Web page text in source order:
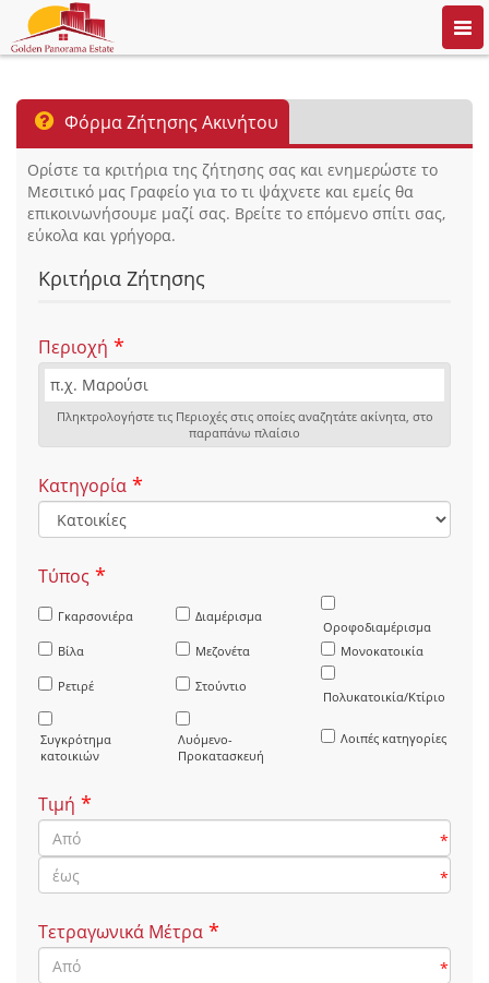
Φόρμα Ζήτησης Ακινήτου
Ορίστε τα κριτήρια της ζήτησης σας και ενημερώστε το
Μεσιτικό μας Γραφείο για το τι ψάχνετε και εμείς θα
επικοινωνήσουμε μαζί σας. Βρείτε το επόμενο σπίτι σας,
εύκολα και γρήγορα.
Κριτήρια Ζήτησης
Περιοχή *
Πληκτρολογήστε τις Περιοχές στις οποίες αναζητάτε ακίνητα, στο
παραπάνω πλαίσιο
Κατηγορία *
Τύπος *
Γκαρσονιέρα Διαμέρισμα
Οροφοδιαμέρισμα
Βίλα
Μεζονέτα Μονοκατοικία
Ρετιρέ Στούντιο
Πολυκατοικία/Κτίριο
Συγκρότημα
κατοικιών
Λυόμενο-
Προκατασκευή
Λοιπές κατηγορίες
Τιμή *
*
*
Τετραγωνικά Μέτρα *
*